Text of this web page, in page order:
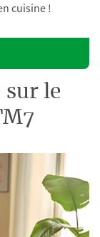
cuisine !
sur le